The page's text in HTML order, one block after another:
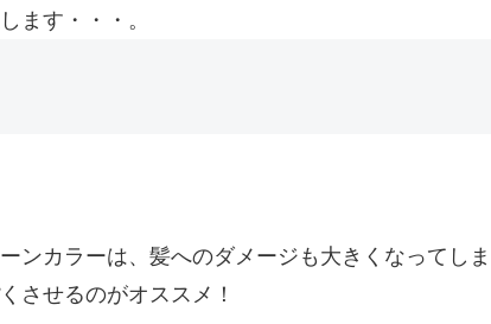
ます・・・。
ンカラーは、髪へのダメージも大きくなってし
させるのがオススメ！